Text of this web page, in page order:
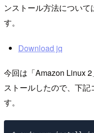
ンストール方法につい
す。
Download jq
今回は「Amazon Linux
ストールしたので、下記
す。